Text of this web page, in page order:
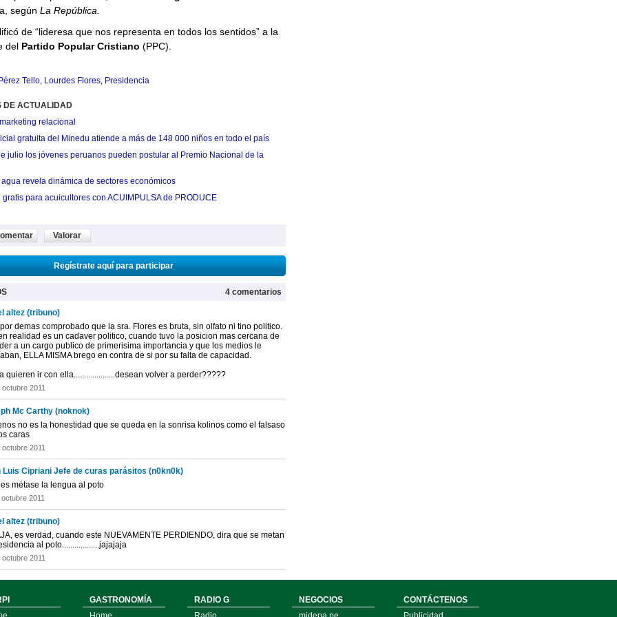
según La República.
de “lideresa que nos representa en todos los sentidos” a la
delPartido Popular Cristiano (PPC).
Tello, Lourdes Flores, Presidencia
DE ACTUALIDAD
relacional
gratuita del Minedu atiende a más de 148 000 niños en todo el país
julio los jóvenes peruanos pueden postular al Premio Nacional de la
revela dinámica de sectores económicos
para acuicultores con ACUIMPULSA de PRODUCE
Valorar
Regístrate aquí para participar
4 comentarios
altez (tribuno)
demas comprobado que la sra. Flores es bruta, sin olfato ni tino politico.
realidad es un cadaver politico, cuando tuvo la posicion mas cercana de
a un cargo publico de primerisima importancia y que los medios le
ELLA MISMA brego en contra de si por su falta de capacidad.
quieren ir con ella....................desean volver a perder?????
2011
Mc Carthy (noknok)
no es la honestidad que se queda en la sonrisa kolinos como el falsaso
caras
2011
Luis Cipriani Jefe de curas parásitos (n0kn0k)
métase la lengua al poto
2011
altez (tribuno)
es verdad, cuando este NUEVAMENTE PERDIENDO, dira que se metan
al poto..................jajajaja
2011
GASTRONOMÍA
RADIO G
NEGOCIOS
CONTÁCTENOS